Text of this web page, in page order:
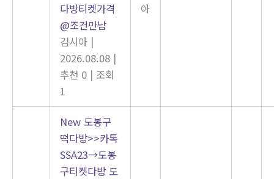
다방티켓가격
@조건만남
김시아 |
2026.08.08 |
추천 0 | 조회
1
아
New 도봉구
떡다방>>카톡
SSA23→도봉
구티켓다방 도